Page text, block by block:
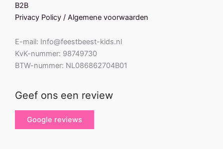
B2B
Privacy Policy / Algemene voorwaarden
E-mail: Info@feestbeest-kids.nl
KvK-nummer: 98749730
BTW-nummer: NL086862704B01
Geef ons een review
Google reviews